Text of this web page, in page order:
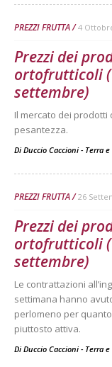
PREZZI FRUTTA 4
Prezzi dei
ortofrutticoli
settembre)
Il mercato dei
pesantezza.
Di Duccio Caccioni - Terra e
PREZZI FRUTTA 26
Prezzi dei
ortofrutticoli
settembre)
Le contrattazioni
settimana hanno
perlomeno per
piuttosto attiva.
Di Duccio Caccioni - Terra e